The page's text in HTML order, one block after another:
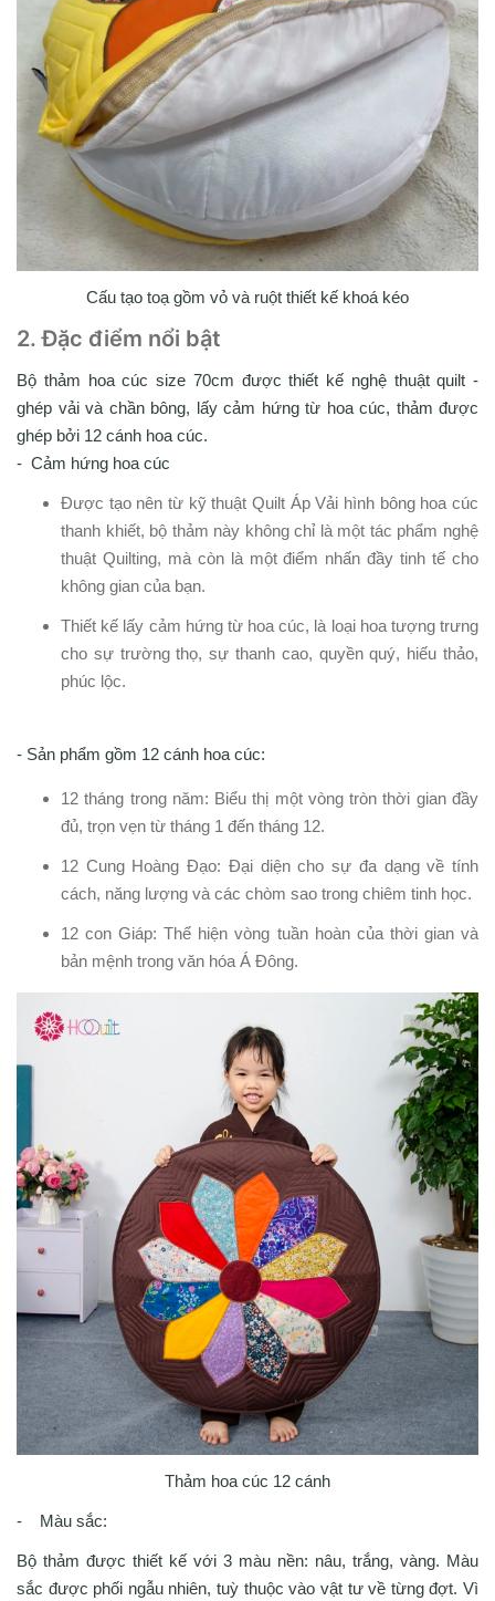
Cấu tạo toạ gồm vỏ và ruột thiết kế khoá kéo
2. Đặc điểm nổi bật
Bộ thảm hoa cúc size 70cm được thiết kế nghệ thuật quilt -
ghép vải và chần bông, lấy cảm hứng từ hoa cúc, thảm được
ghép bởi 12 cánh hoa cúc.
- Cảm hứng hoa cúc
Được tạo nên từ kỹ thuật Quilt Áp Vải hình bông hoa cúc
thanh khiết, bộ thảm này không chỉ là một tác phẩm nghệ
thuật Quilting, mà còn là một điểm nhấn đầy tinh tế cho
không gian của bạn.
Thiết kế lấy cảm hứng từ hoa cúc, là loại hoa tượng trưng
cho sự trường thọ, sự thanh cao, quyền quý, hiếu thảo,
phúc lộc.
- Sản phẩm gồm 12 cánh hoa cúc:
12 tháng trong năm: Biểu thị một vòng tròn thời gian đầy
đủ, trọn vẹn từ tháng 1 đến tháng 12.
12 Cung Hoàng Đạo: Đại diện cho sự đa dạng về tính
cách, năng lượng và các chòm sao trong chiêm tinh học.
12 con Giáp: Thể hiện vòng tuần hoàn của thời gian và
bản mệnh trong văn hóa Á Đông.
Thảm hoa cúc 12 cánh
- Màu sắc:
Bộ thảm được thiết kế với 3 màu nền: nâu, trắng, vàng. Màu
sắc được phối ngẫu nhiên, tuỳ thuộc vào vật tư về từng đợt. Vì